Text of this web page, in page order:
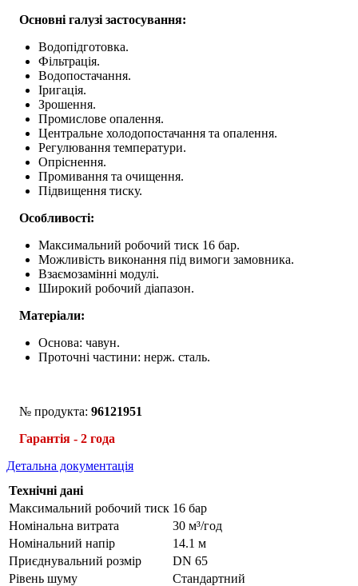
Основні галузі застосування:
Водопідготовка.
Фільтрація.
Водопостачання.
Іригація.
Зрошення.
Промислове опалення.
Центральне холодопостачання та опалення.
Регулювання температури.
Опріснення.
Промивання та очищення.
Підвищення тиску.
Особливості:
Максимальний робочий тиск 16 бар.
Можливість виконання під вимоги замовника.
Взаємозамінні модулі.
Широкий робочий діапазон.
Матеріали:
Основа: чавун.
Проточні частини: нерж. сталь.
№ продукта: 96121951
Гарантія - 2 года
Детальна документація
Технічні дані
Максимальний робочий тиск 16 бар
Номінальна витрата
30 м³/год
Номінальний напір
14.1 м
Приєднувальний розмір
DN 65
Рівень шуму
Стандартний